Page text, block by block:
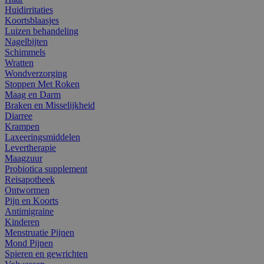
Huidirritaties
Koortsblaasjes
Luizen behandeling
Nagelbijten
Schimmels
Wratten
Wondverzorging
Stoppen Met Roken
Maag en Darm
Braken en Misselijkheid
Diarree
Krampen
Laxeeringsmiddelen
Levertherapie
Maagzuur
Probiotica supplement
Reisapotheek
Ontwormen
Pijn en Koorts
Antimigraine
Kinderen
Menstruatie Pijnen
Mond Pijnen
Spieren en gewrichten